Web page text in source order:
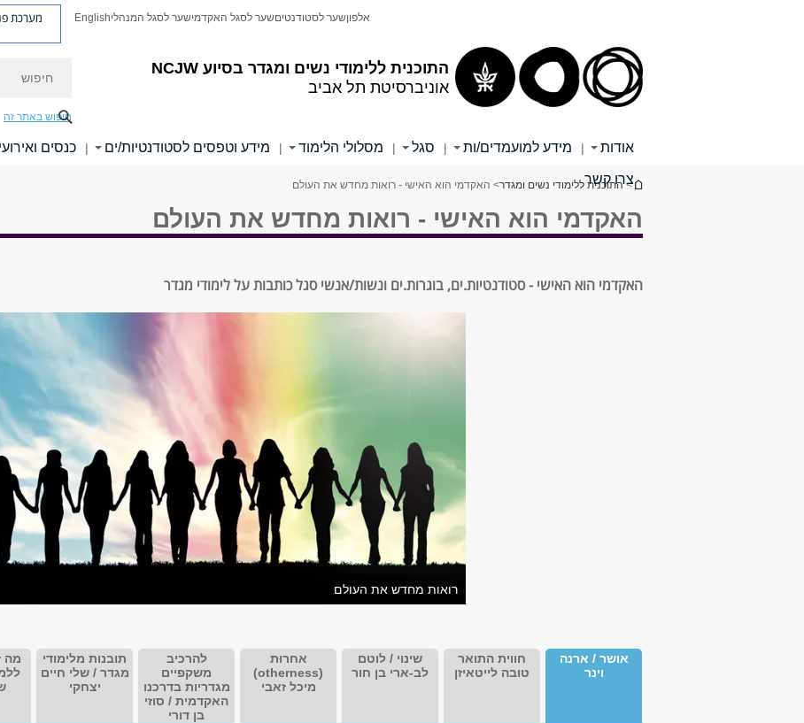
התוכנית ללימודי נשים ומגדר בסיוע NCJW
אוניברסיטת תל אביב
אלפוןשער לסטודנטיםשער לסגל האקדמישער לסגל המנהליEnglish מערכת
חיפוש באתר זה
אודות | מידע למועמדים/ות | סגל | מסלולי הלימוד | מידע וטפסים לסטודנטיות/ים | כנסים
צרו קשר
הינך נמצא כאן
> התוכנית ללימודי נשים ומגדר> האקדמי הוא האישי - רואות מחדש את העולם
האקדמי הוא האישי - רואות מחדש את העולם
האקדמי הוא האישי - סטודנטיות.ים, בוגרות.ים ונשות/אנשי סגל כותבות על לימודי מגדר
רואות מחדש את העולם
אושר / ארנה
וינר
חווית התואר
טובה לייטאיזן
שינוי / לוטם
לב-ארי בן חור
אחרוּת
(otherness)
מיכל זאבי
להרכיב
משקפיים
מגדריות בדרכנו
האקדמית / סוזי
בן דורי
תובנות מלימודי
מגדר / שלי חיים
יצחקי
מה